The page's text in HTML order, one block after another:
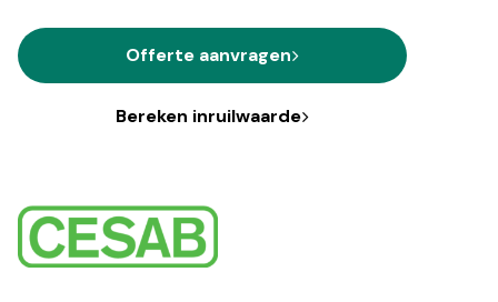
Offerte aanvragen
Bereken inruilwaarde